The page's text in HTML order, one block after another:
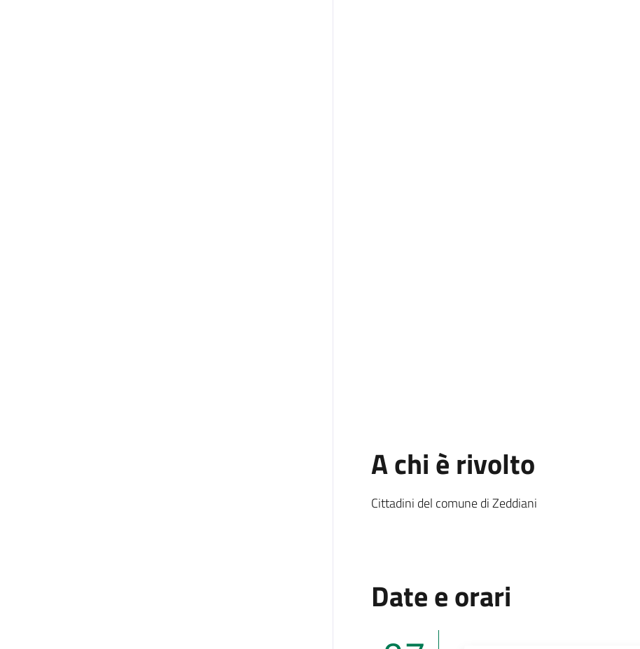
A chi è rivolto
Cittadini del comune di Zeddiani
Date e orari